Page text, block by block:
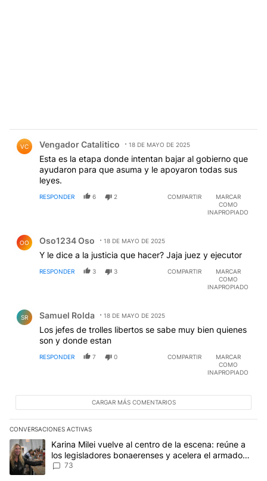
VC Vengador Catalitico 18 DE MAYO DE 2025
Esta es la etapa donde intentan bajar al gobierno que
ayudaron para que asuma y le apoyaron todas sus
leyes.
RESPONDER 6 2 COMPARTIR
MARCAR
COMO
INAPROPIADO
OO Oso1234 Oso 18 DE MAYO DE 2025
Y le dice a la justicia que hacer? Jaja juez y ejecutor
RESPONDER 3 3 COMPARTIR
MARCAR
COMO
INAPROPIADO
SR Samuel Rolda 18 DE MAYO DE 2025
Los jefes de trolles libertos se sabe muy bien quienes
son y donde estan
RESPONDER 7 0 COMPARTIR
MARCAR
COMO
INAPROPIADO
CARGAR MÁS COMENTARIOS
CONVERSACIONES ACTIVAS
Este listado muestra los artículos con más comentarios en los
Un artículo de tendencia con el título "Karina Milei vuelve al
Karina Milei vuelve al centro de la escena: reúne a
los legisladores bonaerenses y acelera el armado
para 2027
73